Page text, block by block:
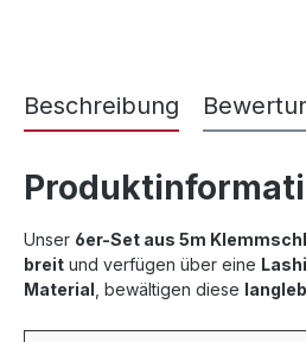
Beschreibung
Unser 6er-Set aus 5m
breit und verfügen über eine
Material , bewältigen diese